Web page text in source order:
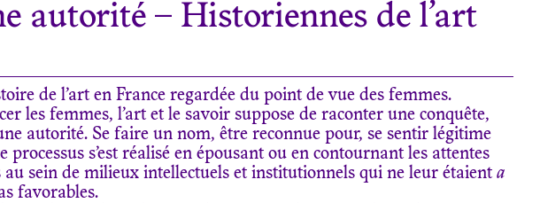
autorité – Historiennes de l’art
de l’art en France regardée du point de vue des femmes.
les femmes, l’art et le savoir suppose de raconter une conquête,
autorité. Se faire un nom, être reconnue pour, se sentir légitime
processus s’est réalisé en épousant ou en contournant les attentes
au sein de milieux intellectuels et institutionnels qui ne leur étaient a
favorables.